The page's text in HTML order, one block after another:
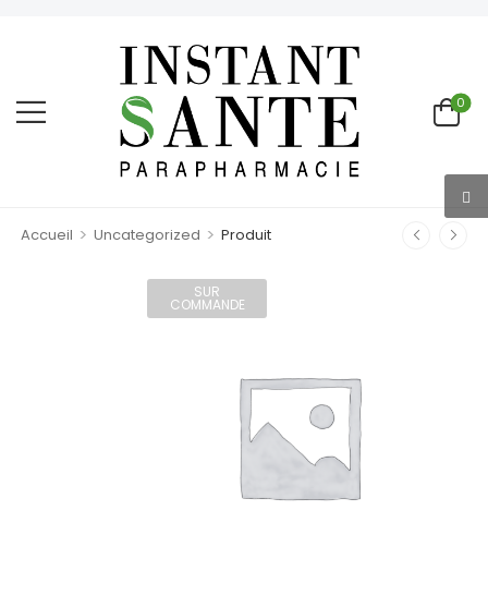
0
Accueil > Uncategorized > Produit
SUR
COMMANDE